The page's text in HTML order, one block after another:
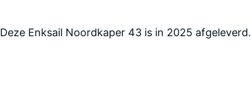
Deze Enksail Noordkaper 43 is in 2025 afgeleverd.